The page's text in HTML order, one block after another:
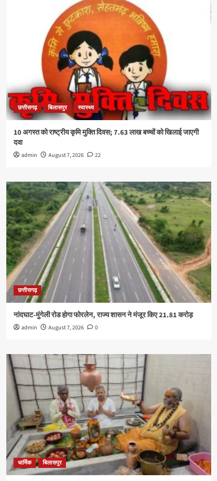
छत्तीसगढ़ बिलासपुर स्वास्थ्य
10 अगस्त को राष्ट्रीय कृमि मुक्ति दिवस; 7.63 लाख बच्चों को खिलाई जाएगी
दवा
admin August 7, 2026 22
छत्तीसगढ़
नांदघाट-मुंगेली रोड होगा फोरलेन, राज्य शासन ने मंजूर किए 21.81 करोड़
admin August 7, 2026 0
धार्मिक बिलासपुर